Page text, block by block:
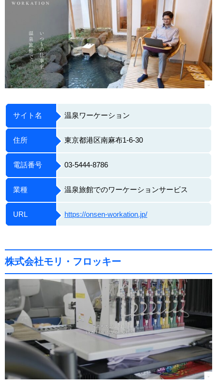
サイト名 温泉ワーケーション
住所 東京都港区南麻布1-6-30
電話番号 03-5444-8786
業種 温泉旅館でのワーケーションサービス
URL https://onsen-workation.jp/
株式会社モリ・フロッキー